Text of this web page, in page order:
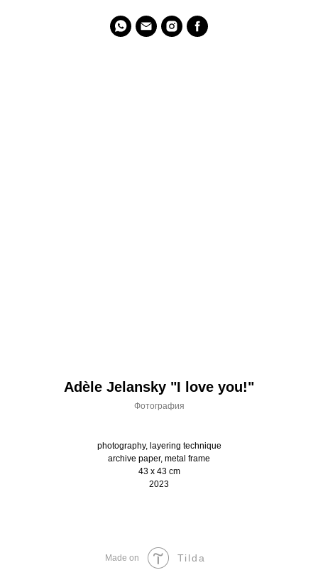
Adèle Jelansky "I love you!"
Фотография
photography, layering technique
archive paper, metal frame
43 x 43 cm
2023
Made on Tilda